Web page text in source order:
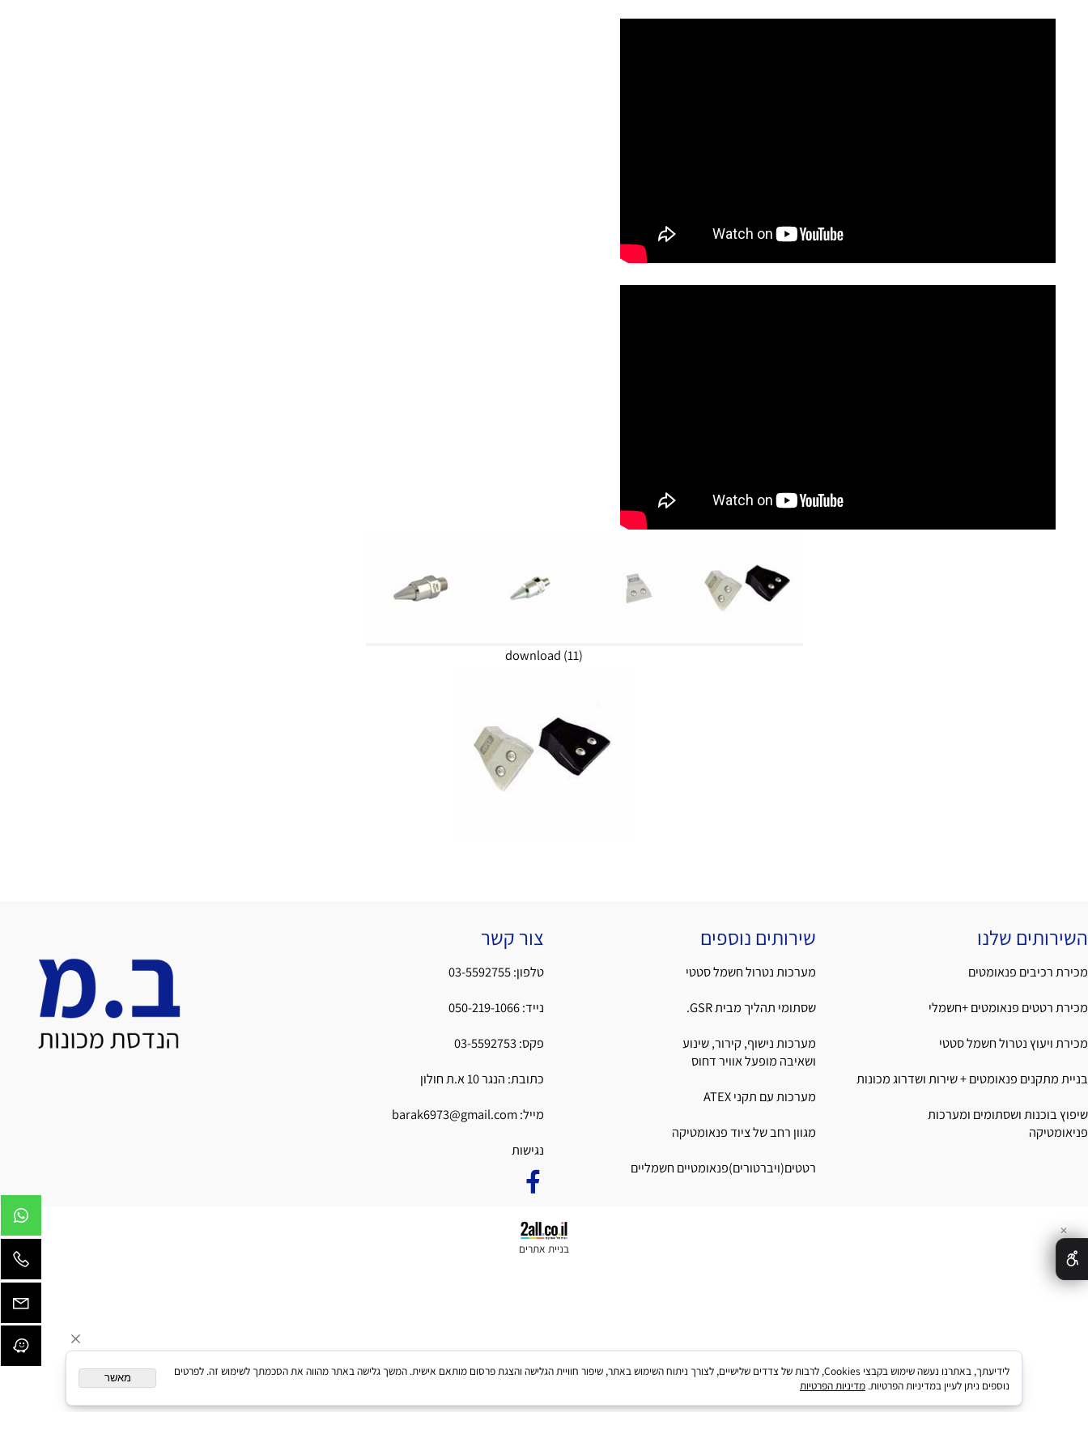
download (11)
שלנו
פנאומטים
פנאומטים +חשמלי
נטרול חשמל סטטי
שירותים נוספים
מערכות נטרול חשמל סטטי
ושאיבה מופעל אוויר דחוס
מערכות עם תקני ATEX
צור קשר
טלפון:03-5592755
נייד:050-219-1066
פקס:03-5592753
כתובת: הנגר 10 א.ת חולון
barak6973@gmail.com
נגישות